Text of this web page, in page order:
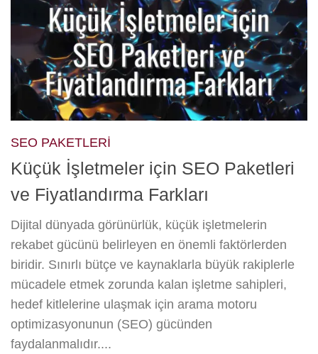
SEO PAKETLERI
Küçük İşletmeler için SEO Paketleri
ve Fiyatlandırma Farkları
Dijital dünyada görünürlük, küçük işletmelerin
rekabet gücünü belirleyen en önemli faktörlerden
biridir. Sınırlı bütçe ve kaynaklarla büyük rakiplerle
mücadele etmek zorunda kalan işletme sahipleri,
hedef kitlelerine ulaşmak için arama motoru
optimizasyonunun (SEO) gücünden
faydalanmalıdır....